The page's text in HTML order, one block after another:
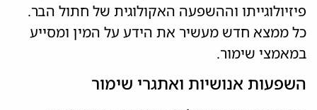
פיזיולוגייתו וההשפעה האקולוגית של חתול הבר.
כל ממצא חדש מעשיר את הידע על המין ומסייע
במאמצי שימור.
השפעות אנושיות ואתגרי שימור